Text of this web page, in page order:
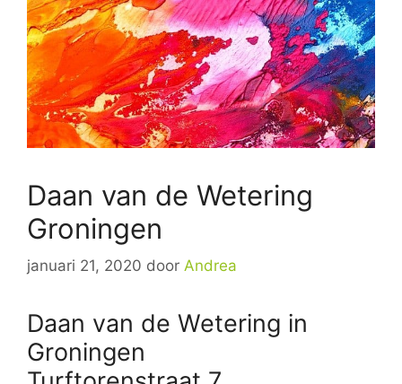
Daan van de Wetering
Groningen
januari 21, 2020 door Andrea
Daan van de Wetering in
Groningen